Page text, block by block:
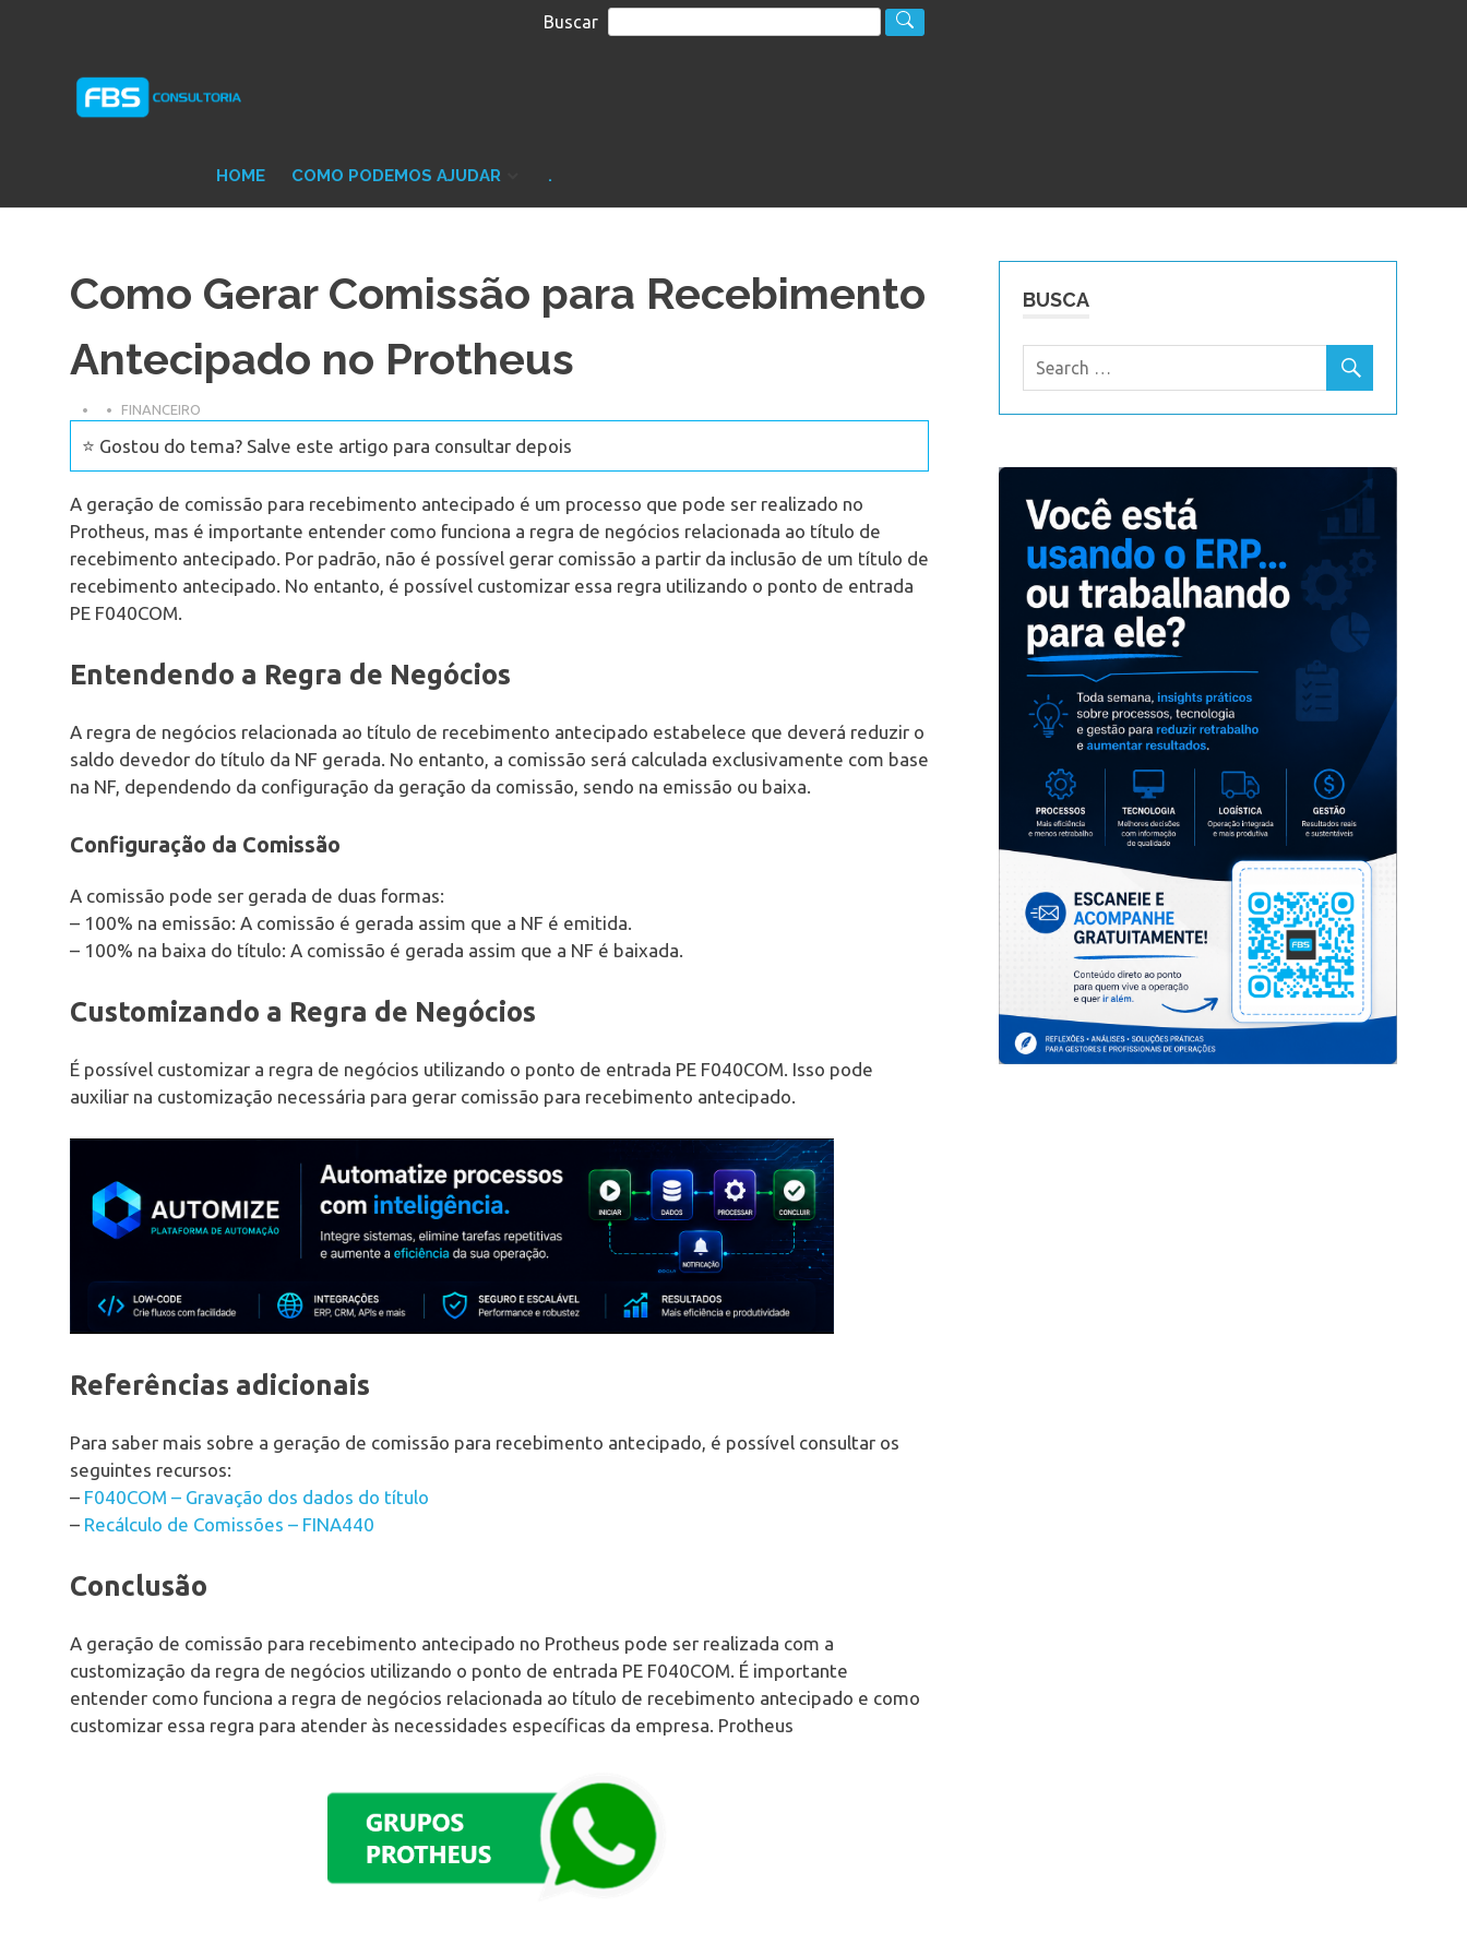
Buscar
Protheus
TOTVS
HOME COMO PODEMOS AJUDAR .
Como Gerar Comissão para Recebimento
Antecipado no Protheus
FINANCEIRO
⭐ Gostou do tema? Salve este artigo para consultar depois
A geração de comissão para recebimento antecipado é um processo que pode ser realizado no
Protheus, mas é importante entender como funciona a regra de negócios relacionada ao título de
recebimento antecipado. Por padrão, não é possível gerar comissão a partir da inclusão de um título de
recebimento antecipado. No entanto, é possível customizar essa regra utilizando o ponto de entrada
PE F040COM.
Entendendo a Regra de Negócios
A regra de negócios relacionada ao título de recebimento antecipado estabelece que deverá reduzir o
saldo devedor do título da NF gerada. No entanto, a comissão será calculada exclusivamente com base
na NF, dependendo da configuração da geração da comissão, sendo na emissão ou baixa.
Configuração da Comissão
A comissão pode ser gerada de duas formas:
– 100% na emissão: A comissão é gerada assim que a NF é emitida.
– 100% na baixa do título: A comissão é gerada assim que a NF é baixada.
Customizando a Regra de Negócios
É possível customizar a regra de negócios utilizando o ponto de entrada PE F040COM. Isso pode
auxiliar na customização necessária para gerar comissão para recebimento antecipado.
Referências adicionais
Para saber mais sobre a geração de comissão para recebimento antecipado, é possível consultar os
seguintes recursos:
– F040COM – Gravação dos dados do título
– Recálculo de Comissões – FINA440
Conclusão
A geração de comissão para recebimento antecipado no Protheus pode ser realizada com a
customização da regra de negócios utilizando o ponto de entrada PE F040COM. É importante
entender como funciona a regra de negócios relacionada ao título de recebimento antecipado e como
customizar essa regra para atender às necessidades específicas da empresa. Protheus
BUSCA